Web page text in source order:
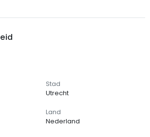
Stad
Utrecht
Land
Nederland